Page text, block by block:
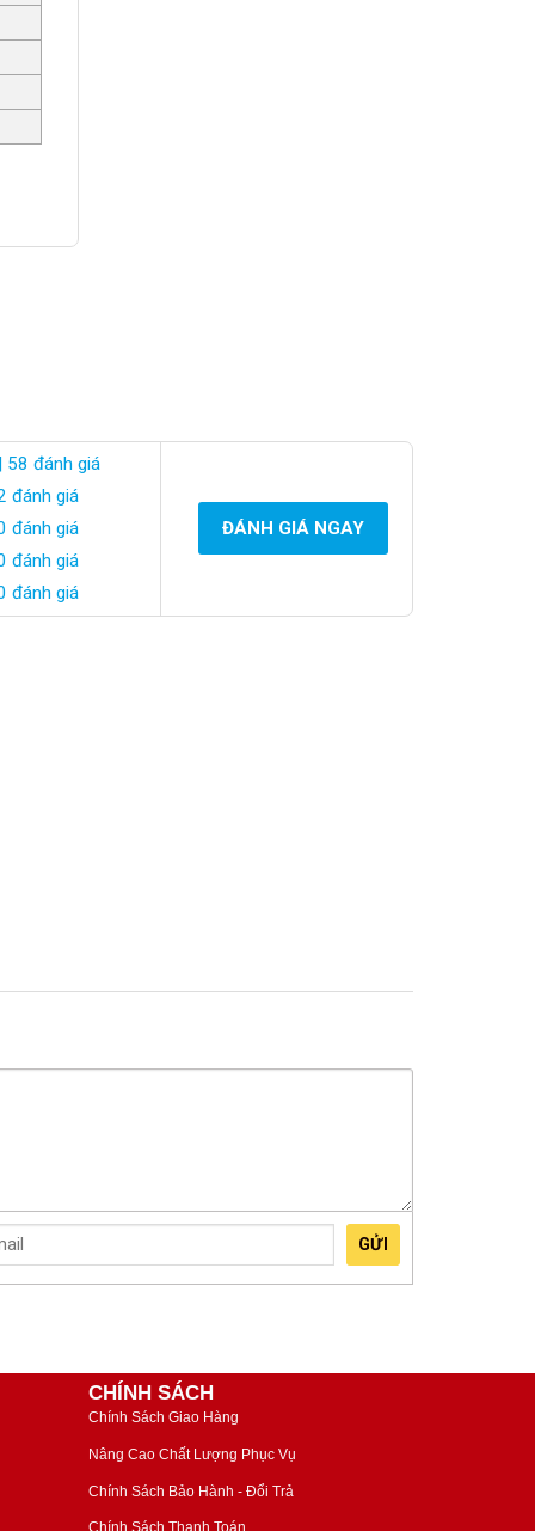
đánh giá
đánh giá
đánh giá
đánh giá
đánh giá
ĐÁNH GIÁ NGAY
GỬI
CHÍNH SÁCH
Chính Sách Giao Hàng
Nâng Cao Chất Lượng Phục Vụ
Chính Sách Bảo Hành - Đổi Trả